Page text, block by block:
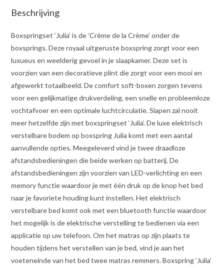
Beschrijving
Boxspringset ‘Julia’ is de ‘Crème de la Crème’ onder de
boxsprings. Deze royaal uitgeruste boxspring zorgt voor een
luxueus en weelderig gevoel in je slaapkamer. Deze set is
voorzien van een decoratieve plint die zorgt voor een mooi en
afgewerkt totaalbeeld. De comfort soft-boxen zorgen tevens
voor een gelijkmatige drukverdeling, een snelle en probleemloze
vochtafvoer en een optimale luchtcirculatie. Slapen zal nooit
meer hetzelfde zijn met boxspringset ‘Julia’. De luxe elektrisch
verstelbare bodem op boxspring Julia komt met een aantal
aanvullende opties. Meegeleverd vind je twee draadloze
afstandsbedieningen die beide werken op batterij. De
afstandsbedieningen zijn voorzien van LED-verlichting en een
memory functie waardoor je met één druk op de knop het bed
naar je favoriete houding kunt instellen. Het elektrisch
verstelbare bed komt ook met een bluetooth functie waardoor
het mogelijk is de elektrische verstelling te bedienen via een
applicatie op uw telefoon. Om het matras op zijn plaats te
houden tijdens het verstellen van je bed, vind je aan het
voeteneinde van het bed twee matras remmers. Boxspring ‘Julia’